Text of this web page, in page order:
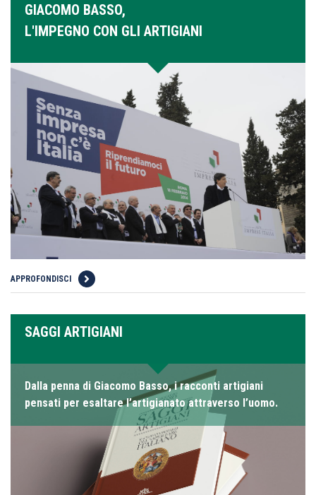
GIACOMO BASSO,
L'IMPEGNO CON GLI ARTIGIANI
APPROFONDISCI
SAGGI ARTIGIANI
Dalla penna di Giacomo Basso, i racconti artigiani
pensati per esaltare l’artigianato attraverso l’uomo.